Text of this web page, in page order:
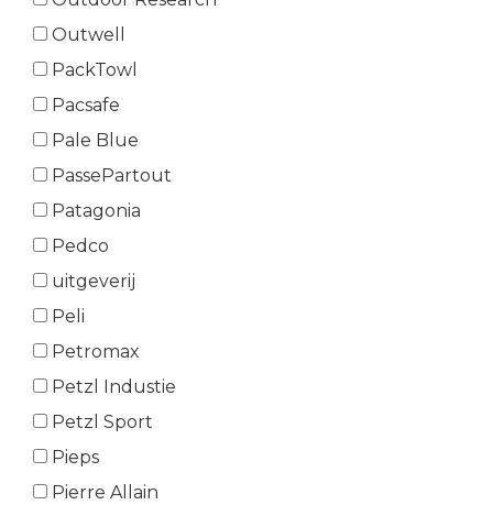
Outwell
PackTowl
Pacsafe
Pale Blue
PassePartout
Patagonia
Pedco
uitgeverij
Peli
Petromax
Petzl Industie
Petzl Sport
Pieps
Pierre Allain